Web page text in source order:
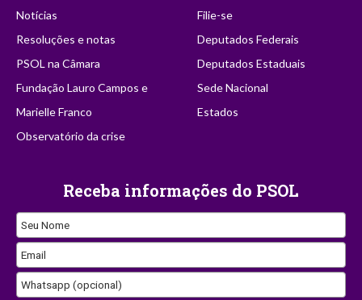
Notícias
Resoluções e notas
PSOL na Câmara
Fundação Lauro Campos e
Marielle Franco
Observatório da crise
Filie-se
Deputados Federais
Deputados Estaduais
Sede Nacional
Estados
Receba informações do PSOL
Seu Nome
Business
Email
Email
Whatsapp (opcional)